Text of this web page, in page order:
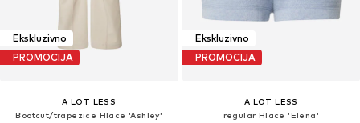
Ekskluzivno
PROMOCIJA
A LOT LESS
Bootcut/trapezice Hlače 'Ashley'
Ekskluzivno
PROMOCIJA
A LOT LESS
regular Hlače 'Elena'